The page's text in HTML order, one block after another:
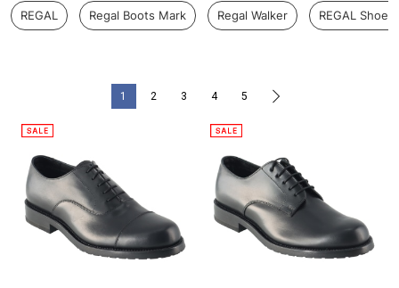
1 2 3 4 5 >
REGAL Regal Boots Mark Regal Walker REGAL Shoe